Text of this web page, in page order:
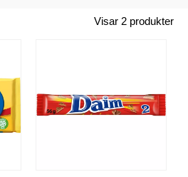
Visar 2 produkter